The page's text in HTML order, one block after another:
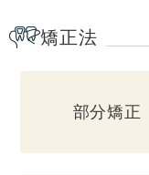
矯正法
部分矯正